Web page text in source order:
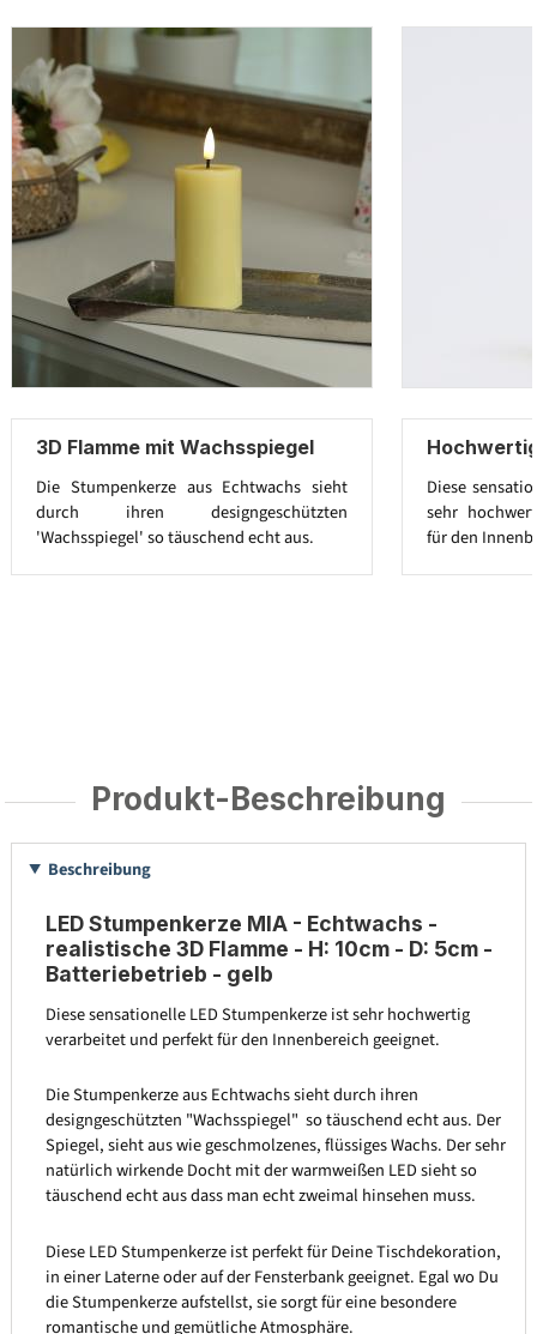
3D Flamme mit Wachsspiegel
Die Stumpenkerze aus Echtwachs sieht
durch ihren designgeschützten
'Wachsspiegel' so täuschend echt aus.
Diese
sehr
für den
Produkt-Beschreibung
Beschreibung
LED Stumpenkerze MIA - Echtwachs -
realistische 3D Flamme - H: 10cm - D: 5cm -
Batteriebetrieb - gelb
Diese sensationelle LED Stumpenkerze ist sehr hochwertig
verarbeitet und perfekt für den Innenbereich geeignet.
Die Stumpenkerze aus Echtwachs sieht durch ihren
designgeschützten "Wachsspiegel" so täuschend echt aus. Der
Spiegel, sieht aus wie geschmolzenes, flüssiges Wachs. Der sehr
natürlich wirkende Docht mit der warmweißen LED sieht so
täuschend echt aus dass man echt zweimal hinsehen muss.
Diese LED Stumpenkerze ist perfekt für Deine Tischdekoration,
in einer Laterne oder auf der Fensterbank geeignet. Egal wo Du
die Stumpenkerze aufstellst, sie sorgt für eine besondere
romantische und gemütliche Atmosphäre.